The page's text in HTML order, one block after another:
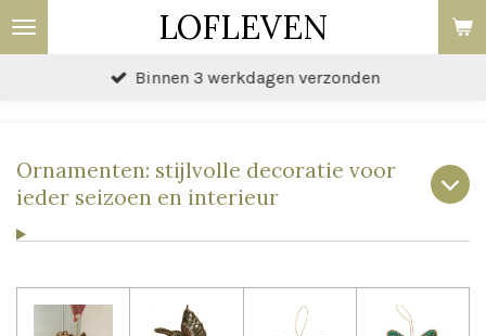
Ga
direct
LOFLEVEN
Binnen 3 werkdagen verzonden
Ornamenten: stijlvolle decoratie voor
ieder seizoen en interieur